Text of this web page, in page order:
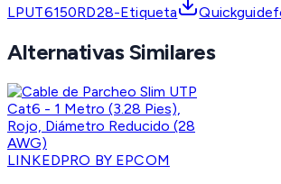
LPUT6150RD28-Etiqueta
Alternativas Similares
LINKEDPRO BY EPCOM